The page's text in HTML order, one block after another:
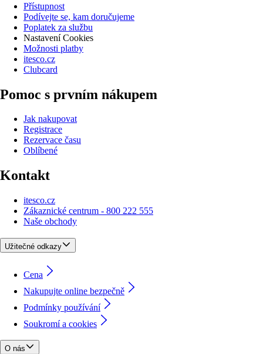
Přístupnost
Podívejte se, kam doručujeme
Poplatek za službu
Nastavení Cookies
Možnosti platby
itesco.cz
Clubcard
Pomoc s prvním nákupem
Jak nakupovat
Registrace
Rezervace času
Oblíbené
Kontakt
itesco.cz
Zákaznické centrum - 800 222 555
Naše obchody
Užitečné odkazy
Cena
Nakupujte online bezpečně
Podmínky používání
Soukromí a cookies
O nás